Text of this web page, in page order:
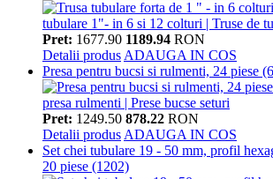
Pret: 1677.90 1189.94 RON
Detalii produs ADAUGA IN COS
Presa pentru bucsi si rulmenti, 24 piese
Pret: 1249.50 878.22 RON
Detalii produs ADAUGA IN COS
Set chei tubulare 19 - 50 mm, profil
20 piese (1202)